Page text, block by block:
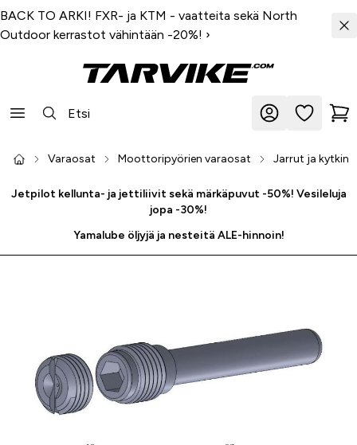
BACK TO ARKI! FXR- ja KTM - vaatteita sekä North
Outdoor kerrastot vähintään -20%! ›
Varaosat Moottoripyörien varaosat Jarrut ja kytkin
Jetpilot kellunta- ja jettiliivit sekä märkäpuvut -50%! Vesileluja
jopa -30%!
Yamalube öljyjä ja nesteitä ALE-hinnoin!